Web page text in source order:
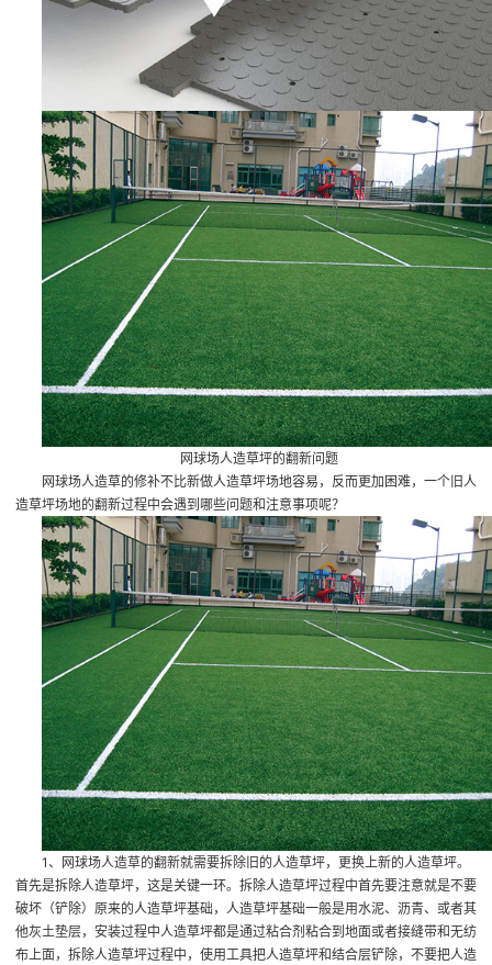
网球场人造草坪的翻新问题
网球场人造草的修补不比新做人造草坪场地容易，反而更加困难，一个旧人
造草坪场地的翻新过程中会遇到哪些问题和注意事项呢？
1、网球场人造草的翻新就需要拆除旧的人造草坪，更换上新的人造草坪。
首先是拆除人造草坪，这是关键一环。拆除人造草坪过程中首先要注意就是不要
破坏（铲除）原来的人造草坪基础，人造草坪基础一般是用水泥、沥青、或者其
他灰土垫层，安装过程中人造草坪都是通过粘合剂粘合到地面或者接缝带和无纺
布上面，拆除人造草坪过程中，使用工具把人造草坪和结合层铲除，不要把人造